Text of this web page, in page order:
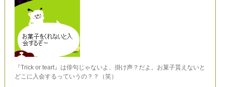
『Trick or teart』は俳句じゃないよ、掛け声？だよ。お菓子貰えないと
どこに入会するっていうの？？（笑）